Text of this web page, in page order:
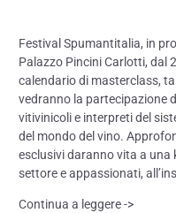
Festival Spumantitalia, in
Palazzo Pincini Carlotti, dal
calendario di masterclass,
vedranno la partecipazione
vitivinicoli e interpreti del
del mondo del vino.
esclusivi daranno vita a una
settore e appassionati,
Continua a leggere->